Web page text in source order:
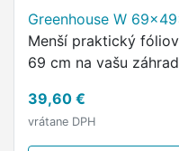
Greenhouse W
Menší praktický
69 cm na vašu
39,60 €
vrátane DPH